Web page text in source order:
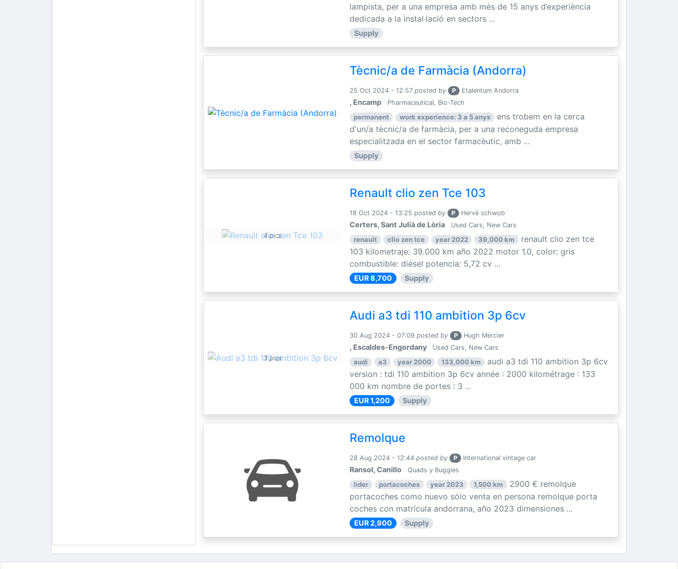
lampista, per a una empresa amb més de 15 anys d’experiència
dedicada a la instal·lació en sectors ...
Supply
Tècnic/a de Farmàcia (Andorra)
25 Oct 2024 - 12:57 posted by P Etalentum Andorra
, Encamp Pharmaceutical, Bio-Tech
permanent work experience: 3 a 5 anys
ens trobem en la cerca
d'un/a tècnic/a de farmàcia, per a una reconeguda empresa
especialitzada en el sector farmacèutic, amb ...
Supply
4 pics
Renault clio zen Tce 103
18 Oct 2024 - 13:25 posted by P Hervé schwob
Certers, Sant Julià de Lòria Used Cars, New Cars
renault clio zen tce year 2022 39,000 km
renault clio zen tce
103 kilometraje: 39.000 km año 2022 motor 1.0, color: gris
combustible: diésel potencia: 5,72 cv ...
EUR 8,700 Supply
3 pics
Audi a3 tdi 110 ambition 3p 6cv
30 Aug 2024 - 07:09 posted by P Hugh Mercier
, Escaldes-Engordany Used Cars, New Cars
audi a3 year 2000 133,000 km
audi a3 tdi 110 ambition 3p 6cv
version : tdi 110 ambition 3p 6cv année : 2000 kilométrage : 133
000 km nombre de portes : 3 ...
EUR 1,200 Supply
Remolque
28 Aug 2024 - 12:44 posted by P International vintage car
Ransol, Canillo Quads y Buggies
lider portacoches year 2023 1,500 km
2900 € remolque
portacoches como nuevo sólo venta en persona remolque porta
coches con matrícula andorrana, año 2023 dimensiones ...
EUR 2,900 Supply